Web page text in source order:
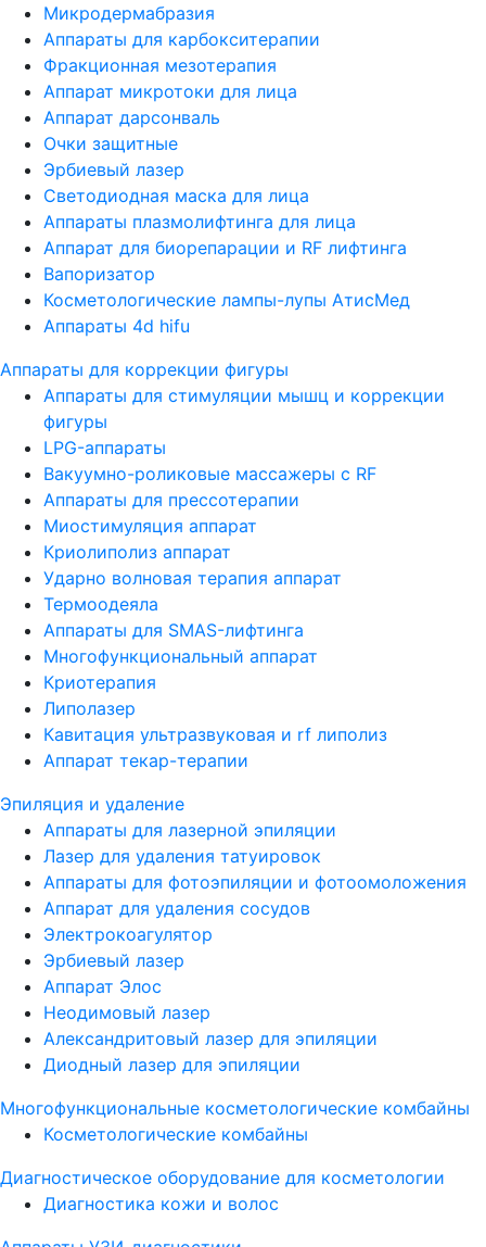
Микродермабразия
Аппараты для карбокситерапии
Фракционная мезотерапия
Аппарат микротоки для лица
Аппарат дарсонваль
Очки защитные
Эрбиевый лазер
Светодиодная маска для лица
Аппараты плазмолифтинга для лица
Аппарат для биорепарации и RF лифтинга
Вапоризатор
Косметологические лампы-лупы АтисМед
Аппараты 4d hifu
Аппараты для коррекции фигуры
Аппараты для стимуляции мышц и коррекции
фигуры
LPG-аппараты
Вакуумно-роликовые массажеры с RF
Аппараты для прессотерапии
Миостимуляция аппарат
Криолиполиз аппарат
Ударно волновая терапия аппарат
Термоодеяла
Аппараты для SMAS-лифтинга
Многофункциональный аппарат
Криотерапия
Липолазер
Кавитация ультразвуковая и rf липолиз
Аппарат текар-терапии
Эпиляция и удаление
Аппараты для лазерной эпиляции
Лазер для удаления татуировок
Аппараты для фотоэпиляции и фотоомоложения
Аппарат для удаления сосудов
Электрокоагулятор
Эрбиевый лазер
Аппарат Элос
Неодимовый лазер
Александритовый лазер для эпиляции
Диодный лазер для эпиляции
Многофункциональные косметологические комбайны
Косметологические комбайны
Диагностическое оборудование для косметологии
Диагностика кожи и волос